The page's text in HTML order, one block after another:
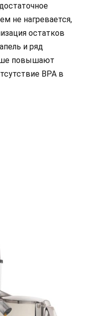
не нагревается,
остатков
и ряд
повышают
BPA в